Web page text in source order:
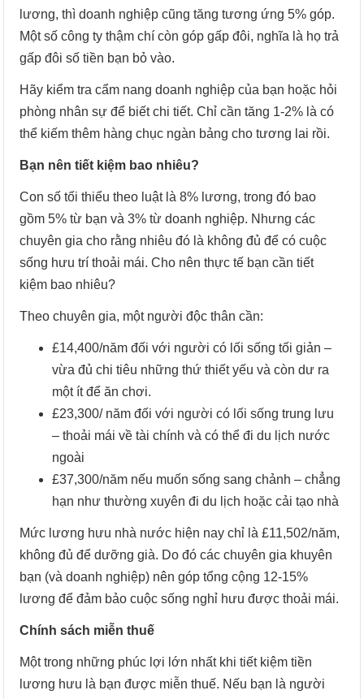
lương, thì doanh nghiệp cũng tăng tương ứng 5% góp.
Một số công ty thậm chí còn góp gấp đôi, nghĩa là họ trả
gấp đôi số tiền bạn bỏ vào.
Hãy kiểm tra cẩm nang doanh nghiệp của bạn hoặc hỏi
phòng nhân sự để biết chi tiết. Chỉ cần tăng 1-2% là có
thể kiếm thêm hàng chục ngàn bảng cho tương lai rồi.
Bạn nên tiết kiệm bao nhiêu?
Con số tối thiểu theo luật là 8% lương, trong đó bao
gồm 5% từ bạn và 3% từ doanh nghiệp. Nhưng các
chuyên gia cho rằng nhiêu đó là không đủ để có cuộc
sống hưu trí thoải mái. Cho nên thực tế bạn cần tiết
kiệm bao nhiêu?
Theo chuyên gia, một người độc thân cần:
£14,400/năm đối với người có lối sống tối giản –
vừa đủ chi tiêu những thứ thiết yếu và còn dư ra
một ít để ăn chơi.
£23,300/ năm đối với người có lối sống trung lưu
– thoải mái về tài chính và có thể đi du lịch nước
ngoài
£37,300/năm nếu muốn sống sang chảnh – chẳng
hạn như thường xuyên đi du lịch hoặc cải tạo nhà
Mức lương hưu nhà nước hiện nay chỉ là £11,502/năm,
không đủ để dưỡng già. Do đó các chuyên gia khuyên
bạn (và doanh nghiệp) nên góp tổng cộng 12-15%
lương để đảm bảo cuộc sống nghỉ hưu được thoải mái.
Chính sách miễn thuế
Một trong những phúc lợi lớn nhất khi tiết kiệm tiền
lương hưu là bạn được miễn thuế. Nếu bạn là người